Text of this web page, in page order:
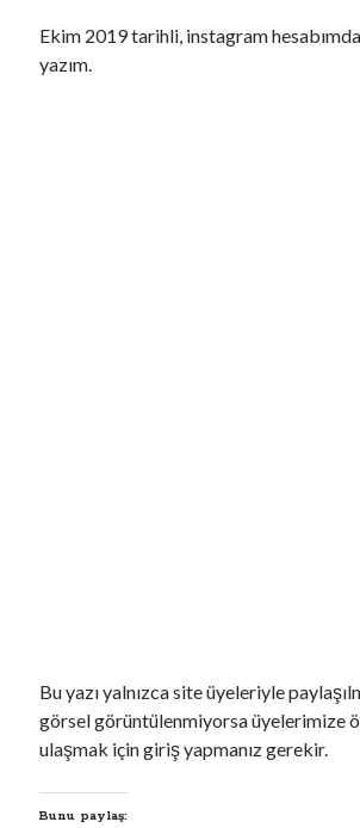
ilişkisiyle yürümez
Bakan Gürlek: Terör belasından kurtulma
Ekim 2019 tarihli, instagram
yazım.
Bu yazı yalnızca site üyeleriyle
görsel görüntülenmiyorsa üyelerimize
ulaşmak için giriş yapmanız gerekir.
Bunu paylaş: